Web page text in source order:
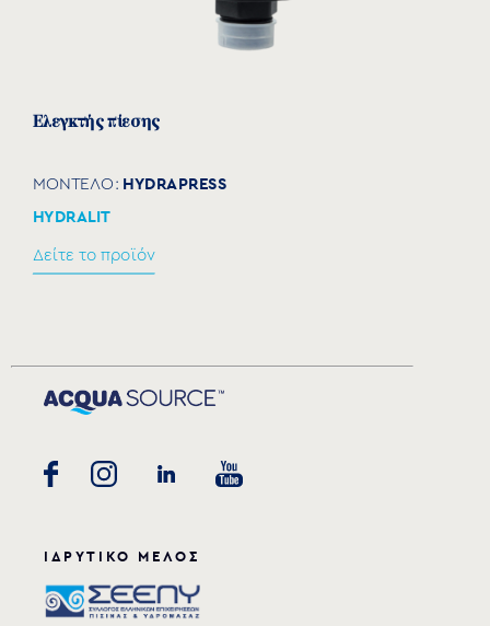
Ελεγκτής πίεσης
ΜΟΝΤΕΛΟ: HYDRAPRESS
HYDRALIT
Δείτε το προϊόν
ΙΔΡΥΤΙΚΟ ΜΕΛΟΣ